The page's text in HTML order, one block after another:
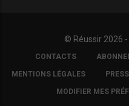
© Réussir 2026
FOOTER
COPYRIGHT
CONTACTS
MENTIONS LÉGALES
MODIFIER MES